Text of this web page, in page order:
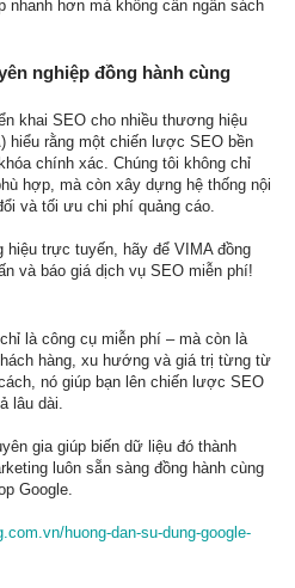
nhanh hơn mà không cần ngân sách
nghiệp đồng hành cùng
khai SEO cho nhiều thương hiệu
hiểu rằng một chiến lược SEO bền
chính xác. Chúng tôi không chỉ
hợp, mà còn xây dựng hệ thống nội
và tối ưu chi phí quảng cáo.
hiệu trực tuyến, hãy để VIMA đồng
và báo giá dịch vụ SEO miễn phí!
là công cụ miễn phí – mà còn là
hàng, xu hướng và giá trị từng từ
nó giúp bạn lên chiến lược SEO
lâu dài.
gia giúp biến dữ liệu đó thành
luôn sẵn sàng đồng hành cùng
Google.
huong-dan-su-dung-google-